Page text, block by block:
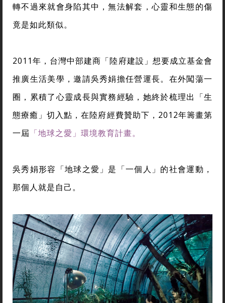
轉不過來就會身陷其中，無法解套，心靈和生態的傷
竟是如此類似。
2011年，台灣中部建商「陸府建設」想要成立基金會
推廣生活美學，邀請吳秀娟擔任營運長。在外闖蕩一
圈，累積了心靈成長與實務經驗，她終於梳理出「生
態療癒」切入點，在陸府經費贊助下，2012年籌畫第
一屆 「地球之愛」環境教育計畫。
吳秀娟形容「地球之愛」是「一個人」的社會運動，
那個人就是自己。